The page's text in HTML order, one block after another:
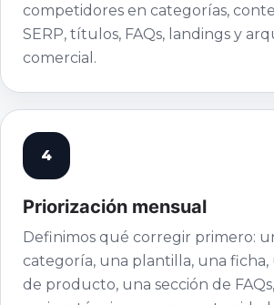
competidores en categorías,
SERP, títulos, FAQs, landings y
comercial.
4
Priorización mensual
Definimos qué corregir primero:
categoría, una plantilla, una ficha,
de producto, una sección de